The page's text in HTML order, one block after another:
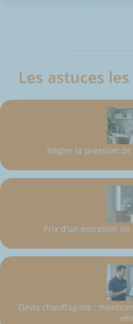
Les astuces
Régler la pression
Prix d'un entretien de
Devis chauffagiste :